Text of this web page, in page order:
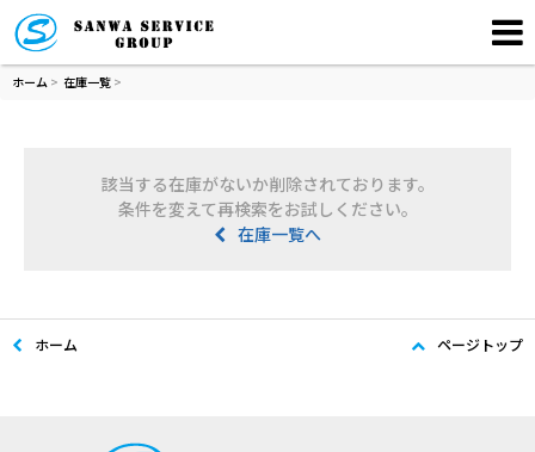
ホーム > 在庫一覧 >
該当する在庫がないか削除されております。
条件を変えて再検索をお試しください。
在庫一覧へ
ホーム ページトップ